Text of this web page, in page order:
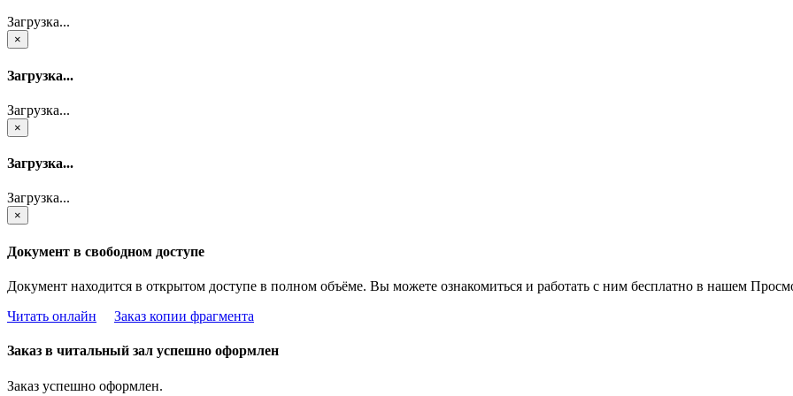
Загрузка...
×
Загрузка...
Загрузка...
×
Загрузка...
Загрузка...
×
Документ в свободном доступе
Документ находится в открытом доступе в полном объёме. Вы можете ознакомиться и работать с ним бесплатно в нашем
Читать онлайн
Заказ копии фрагмента
Заказ в читальный зал успешно оформлен
Заказ успешно оформлен.